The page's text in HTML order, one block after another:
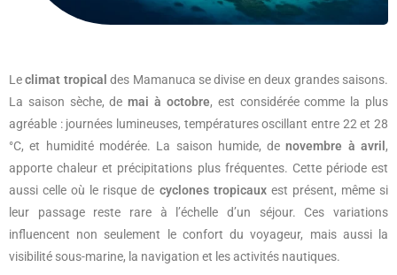
Leclimat tropical des Mamanuca se divise en deux grandes saisons.
La saison sèche, demai à octobre, est considérée comme la plus
agréable : journées lumineuses, températures oscillant entre 22 et 28
°C, et humidité modérée. La saison humide, denovembre à avril ,
apporte chaleur et précipitations plus fréquentes. Cette période est
aussi celle où le risque de cyclones tropicauxest présent, même si
leur passage reste rare à l’échelle d’un séjour. Ces variations
influencent non seulement le confort du voyageur, mais aussi la
visibilité sous-marine, la navigation et les activités nautiques.